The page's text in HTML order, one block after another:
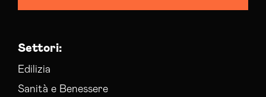
Gestione Campagne Google Ads Torino
Gestione Social Media Torino
Settori:
Edilizia
Sanità e Benessere